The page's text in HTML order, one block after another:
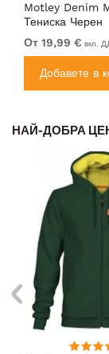
Motley Denim
Тениска Черен
От 19,99 € вкл.
Добавете в
НАЙ-ДОБРА